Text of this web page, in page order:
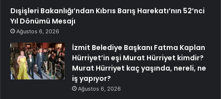
Dışişleri Bakanlığı’ndan Kıbrıs Barış Harekatı’nın 52’nci
Yıl Dönümü Mesajı
Ağustos 6, 2026
İzmit Belediye Başkanı Fatma Kaplan
Hürriyet’in eşi Murat Hürriyet kimdir?
Murat Hürriyet kaç yaşında, nereli, ne
iş yapıyor?
Ağustos 6, 2026